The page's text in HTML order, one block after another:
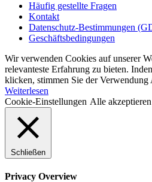
Häufig gestellte Fragen
Kontakt
Datenschutz-Bestimmungen
Geschäftsbedingungen
Wir verwenden Cookies auf unserer
relevanteste Erfahrung zu bieten.
klicken, stimmen Sie der
Weiterlesen
Cookie-Einstellungen Alle akzeptieren
Schließen
Privacy Overview